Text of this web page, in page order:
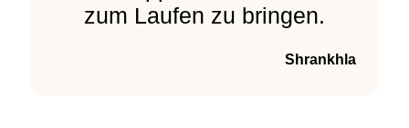
zum Laufen zu bringen.
Shrankhla